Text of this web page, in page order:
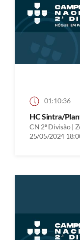
01:10:36
HC Sintra/
CN 2ª Divisão |
25/05/2024